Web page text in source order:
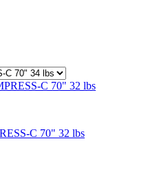
C 70" 32 lbs